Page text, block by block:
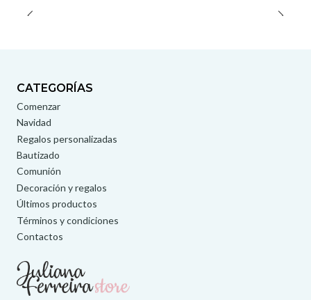
CATEGORÍAS
Comenzar
Navidad
Regalos personalizadas
Bautizado
Comunión
Decoración y regalos
Últimos productos
Términos y condiciones
Contactos